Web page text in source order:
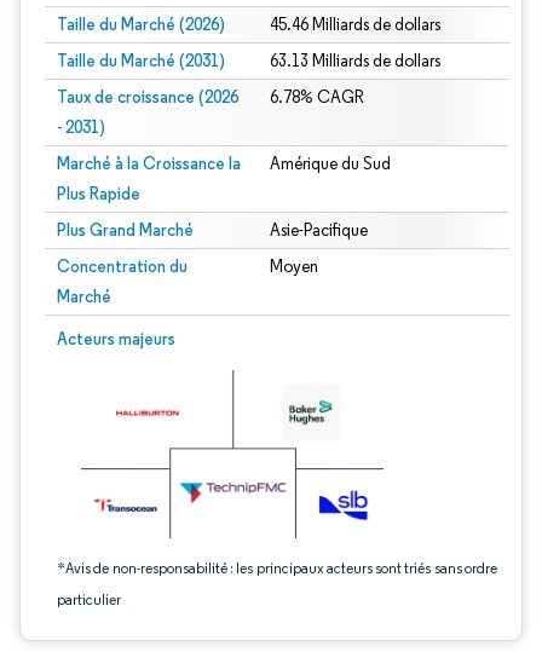
Taille du Marché (2026) 45.46 Milliards de dollars
Taille du Marché (2031) 63.13 Milliards de dollars
Taux de croissance (2026
- 2031)
6.78% CAGR
Marché à la Croissance la
Plus Rapide
Amérique du Sud
Plus Grand Marché Asie-Pacifique
Concentration du
Marché
Moyen
Acteurs majeurs
*Avis de non-responsabilité : les principaux acteurs sont triés sans ordre
particulier
Image © Mordor Intelligence. La réutilisation nécessite une attribution sous CC